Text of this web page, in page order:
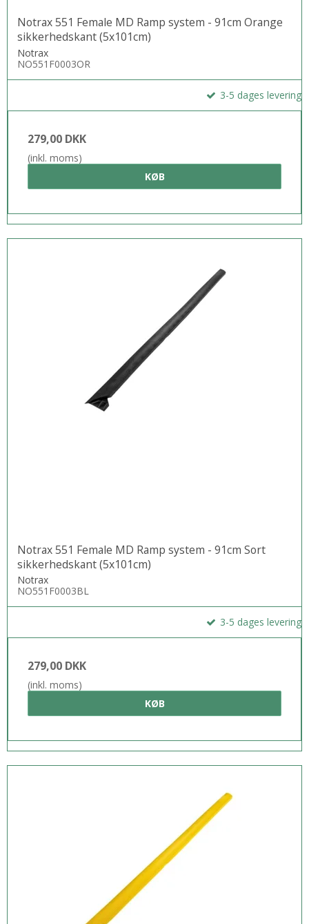
Notrax 551 Female MD Ramp system - 91cm Orange
sikkerhedskant (5x101cm)
Notrax
NO551F0003OR
3-5 dages levering
279,00 DKK
(inkl. moms)
KØB
Notrax 551 Female MD Ramp system - 91cm Sort
sikkerhedskant (5x101cm)
Notrax
NO551F0003BL
3-5 dages levering
279,00 DKK
(inkl. moms)
KØB